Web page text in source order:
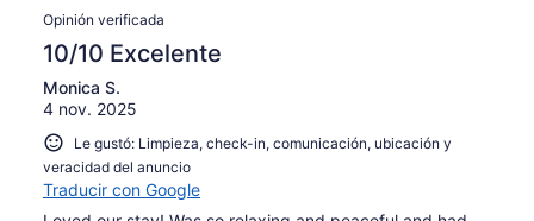
Opinión verificada
10/10 Excelente
Monica S.
4 nov. 2025
Le gustó: Limpieza, check-in, comunicación, ubicación y
veracidad del anuncio
Traducir con Google